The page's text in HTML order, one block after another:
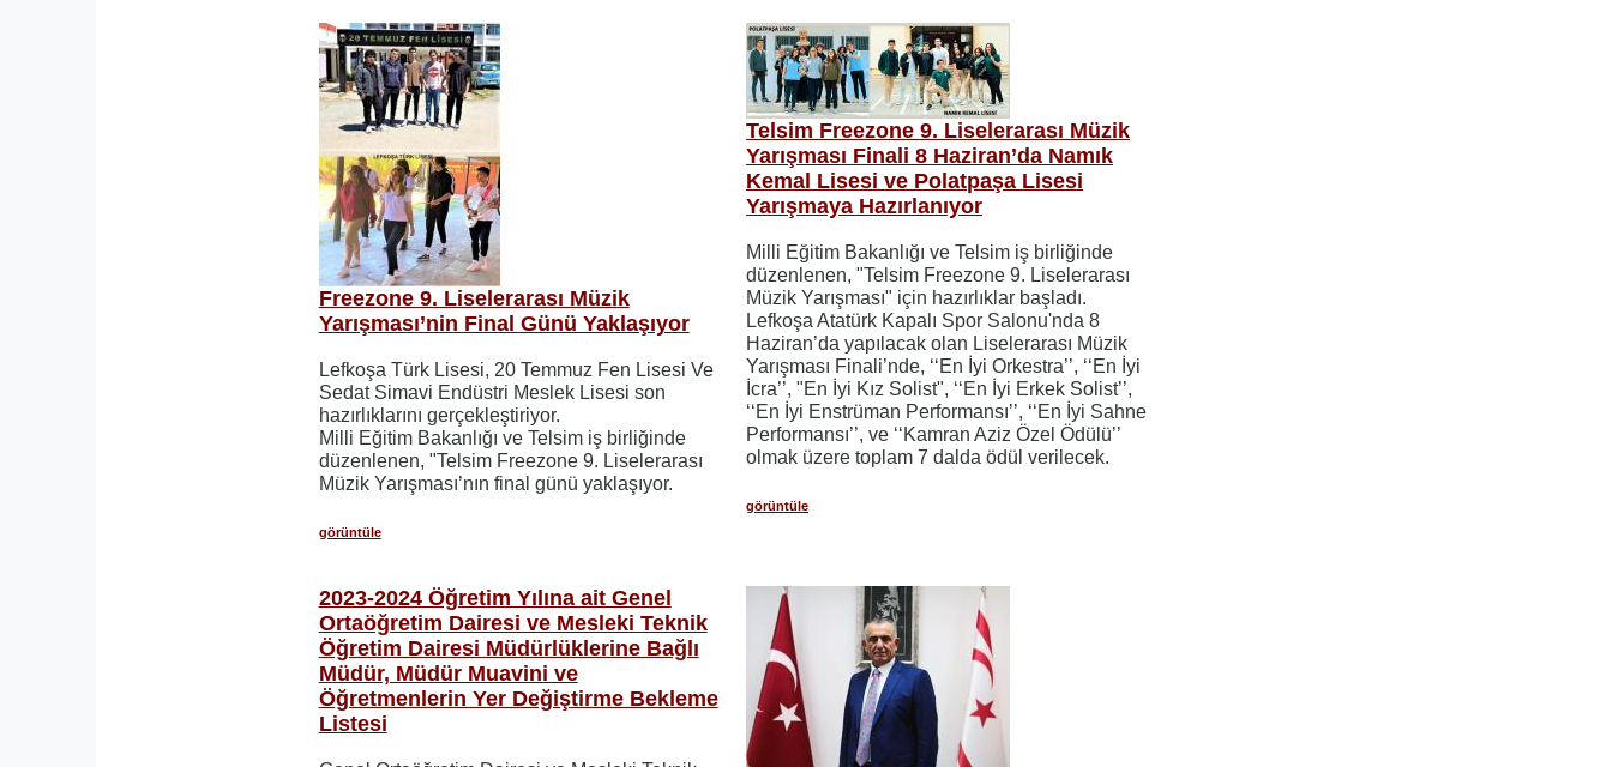
Freezone 9. Liselerarası Müzik
Yarışması’nin Final Günü Yaklaşıyor
Lefkoşa Türk Lisesi, 20 Temmuz Fen Lisesi Ve
Sedat Simavi Endüstri Meslek Lisesi son
hazırlıklarını gerçekleştiriyor.
Milli Eğitim Bakanlığı ve Telsim iş birliğinde
düzenlenen, "Telsim Freezone 9. Liselerarası
Müzik Yarışması’nın final günü yaklaşıyor.
görüntüle
Telsim Freezone 9. Liselerarası Müzik
Yarışması Finali 8 Haziran’da Namık
Kemal Lisesi ve Polatpaşa Lisesi
Yarışmaya Hazırlanıyor
Milli Eğitim Bakanlığı ve Telsim iş birliğinde
düzenlenen, "Telsim Freezone 9. Liselerarası
Müzik Yarışması" için hazırlıklar başladı.
Lefkoşa Atatürk Kapalı Spor Salonu'nda 8
Haziran’da yapılacak olan Liselerarası Müzik
Yarışması Finali’nde, ‘‘En İyi Orkestra’’, ‘‘En İyi
İcra’’, "En İyi Kız Solist", ‘‘En İyi Erkek Solist’’,
‘‘En İyi Enstrüman Performansı’’, ‘‘En İyi Sahne
Performansı’’, ve ‘‘Kamran Aziz Özel Ödülü’’
olmak üzere toplam 7 dalda ödül verilecek.
görüntüle
2023-2024 Öğretim Yılına ait Genel
Ortaöğretim Dairesi ve Mesleki Teknik
Öğretim Dairesi Müdürlüklerine Bağlı
Müdür, Müdür Muavini ve
Öğretmenlerin Yer Değiştirme Bekleme
Listesi